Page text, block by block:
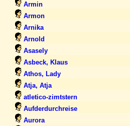
Armin
Armon
Arnika
Arnold
Asasely
Asbeck, Klaus
Athos, Lady
Atja, Atja
atletico-zimtstern
Aufderdurchreise
Aurora